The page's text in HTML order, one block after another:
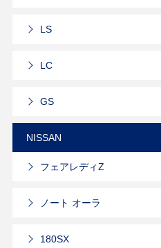
LS
LC
GS
NISSAN
フェアレディZ
ノート オーラ
180SX